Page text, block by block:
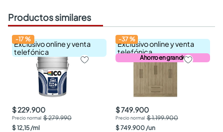
Productos similares
Exclusivo online y venta
telefónica
-17%
$ 229.900
$ 279.990
$12,15 /ml
Exclusivo online y venta
telefónica
Ahorro en grande
-37%
$ 749.900
$ 1.199.900
$749.900 /un